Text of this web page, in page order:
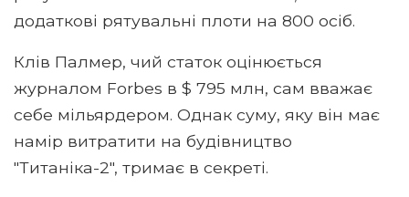
додаткові рятувальні плоти на 800 осіб.
Клів Палмер, чий статок оцінюється
журналом Forbes в $ 795 млн, сам вважає
себе мільярдером. Однак суму, яку він має
намір витратити на будівництво
"Титаніка-2", тримає в секреті.